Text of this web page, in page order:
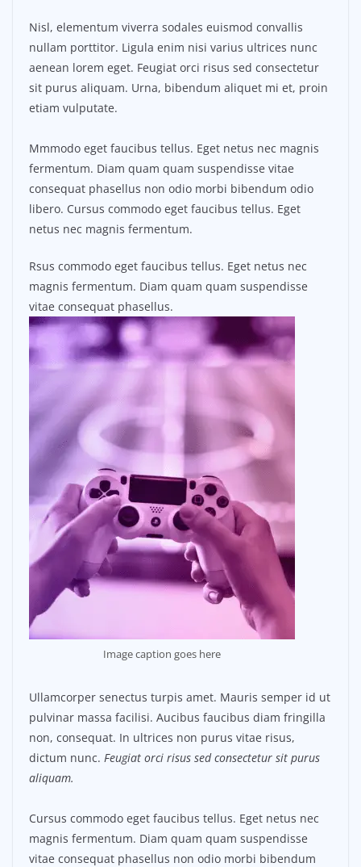
Nisl, elementum viverra sodales euismod convallis
nullam porttitor. Ligula enim nisi varius ultrices nunc
aenean lorem eget. Feugiat orci risus sed consectetur
sit purus aliquam. Urna, bibendum aliquet mi et, proin
etiam vulputate.
Mmmodo eget faucibus tellus. Eget netus nec magnis
fermentum. Diam quam quam suspendisse vitae
consequat phasellus non odio morbi bibendum odio
libero. Cursus commodo eget faucibus tellus. Eget
netus nec magnis fermentum.
Rsus commodo eget faucibus tellus. Eget netus nec
magnis fermentum. Diam quam quam suspendisse
vitae consequat phasellus.
Image caption goes here
Ullamcorper senectus turpis amet. Mauris semper id ut
pulvinar massa facilisi. Aucibus faucibus diam fringilla
non, consequat. In ultrices non purus vitae risus,
dictum nunc. Feugiat orci risus sed consectetur sit purus
aliquam.
Cursus commodo eget faucibus tellus. Eget netus nec
magnis fermentum. Diam quam quam suspendisse
vitae consequat phasellus non odio morbi bibendum